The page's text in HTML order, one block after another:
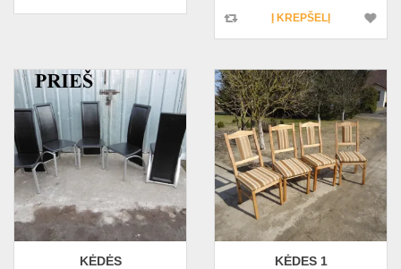
Į KREPŠELĮ
KĖDĖS KĖDES 1